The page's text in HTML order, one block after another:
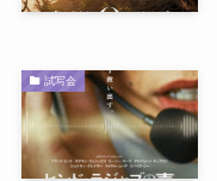
試写会